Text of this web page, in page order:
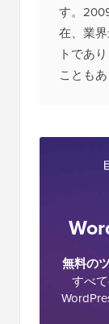
す。
在、業
トであ
こともあ
無料の
すべ